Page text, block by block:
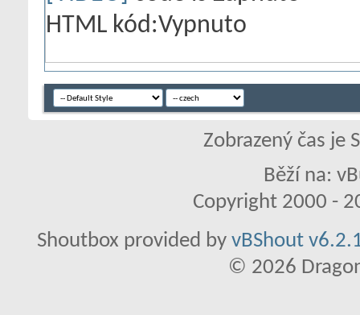
HTML kód:Vypnuto
Zobrazený čas je
Běží na:
Copyright 2000 -
Shoutbox provided by vBShout
© 2026